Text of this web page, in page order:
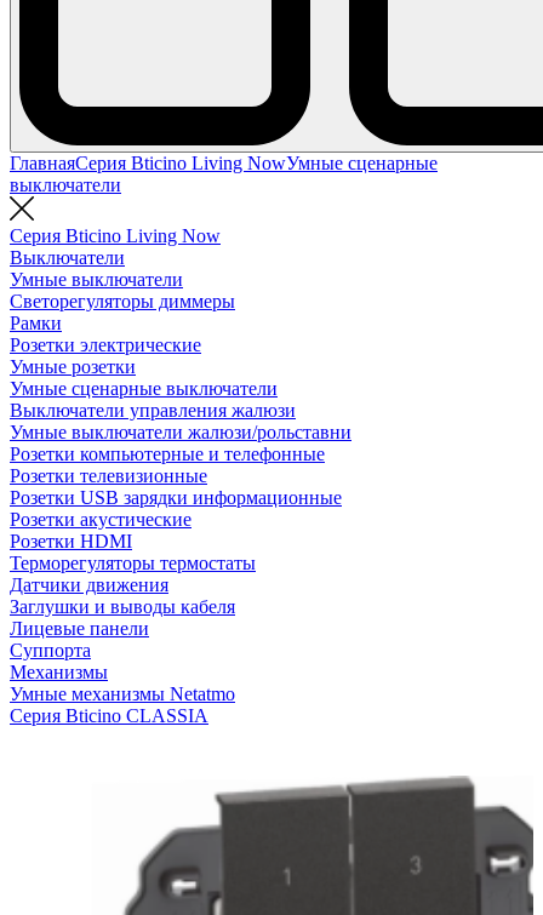
ГлавнаяСерия Bticino Living NowУмные сценарные
выключатели
Серия Bticino Living Now
Выключатели
Умные выключатели
Светорегуляторы диммеры
Рамки
Розетки электрические
Умные розетки
Умные сценарные выключатели
Выключатели управления жалюзи
Умные выключатели жалюзи/рольставни
Розетки компьютерные и телефонные
Розетки телевизионные
Розетки USB зарядки информационные
Розетки акустические
Розетки HDMI
Терморегуляторы термостаты
Датчики движения
Заглушки и выводы кабеля
Лицевые панели
Суппорта
Механизмы
Умные механизмы Netatmo
Серия Bticino CLASSIA